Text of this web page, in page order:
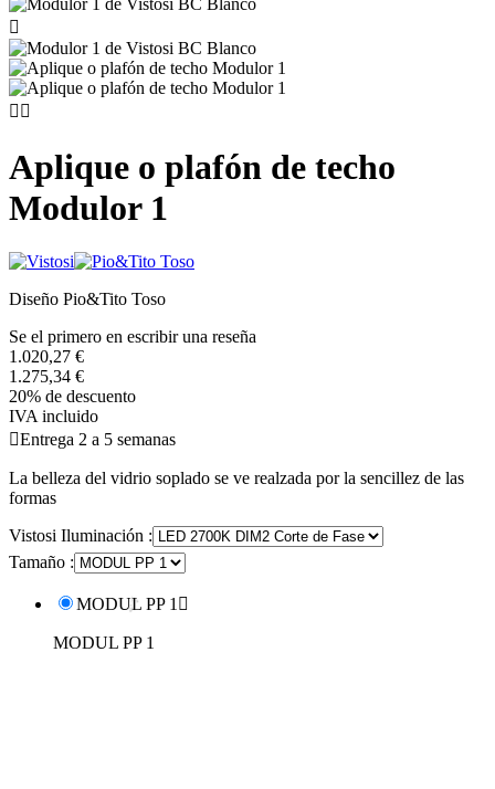

 
Aplique o plafón de techo
Modulor 1
Diseño Pio&Tito Toso
Se el primero en escribir una reseña
1.020,27 €
1.275,34 €
20% de descuento
IVA incluido
Entrega 2 a 5 semanas
La belleza del vidrio soplado se ve realzada por la sencillez de las
formas
Vistosi Iluminación :
Tamaño :
MODUL PP 1 
MODUL PP 1